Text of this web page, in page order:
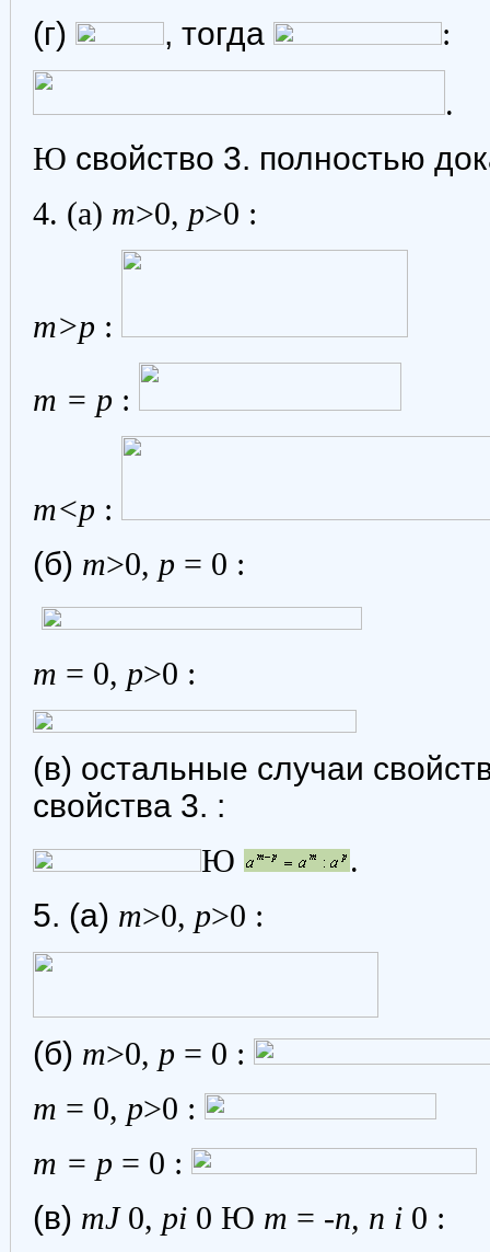
(г) , тогда
:
.
Ю свойство 3. полностью
4. (a) m>0, p>0 :
m>p :
m = p :
m<p :
(б) m>0, p = 0 :
m = 0, p>0 :
(в) остальные случаи
свойства 3. :
Ю
.
5. (а) m>0, p>0 :
(б) m>0, p = 0 :
m = 0, p>0 :
m = p = 0 :
(в) mЈ 0, pі 0 Ю m = -n, n і 0 :